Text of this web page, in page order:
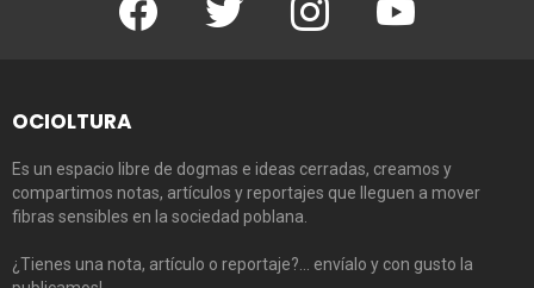
OCIOLTURA
Es un espacio libre de dogmas e ideas cerradas, creamos y
compartimos notas, artículos y reportajes que lleguen a mover
fibras sensibles en la sociedad poblana.
¿Tienes una nota, artículo o reportaje?… envíalo y con gusto la